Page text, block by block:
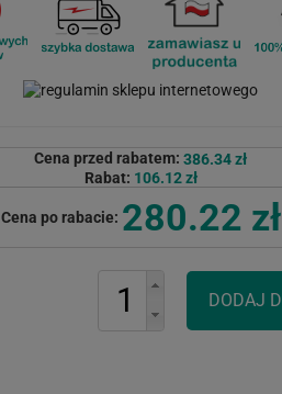
Cena przed rabatem: 386.34 zł
Rabat: 106.12 zł
Cena po rabacie: 280.22 zł